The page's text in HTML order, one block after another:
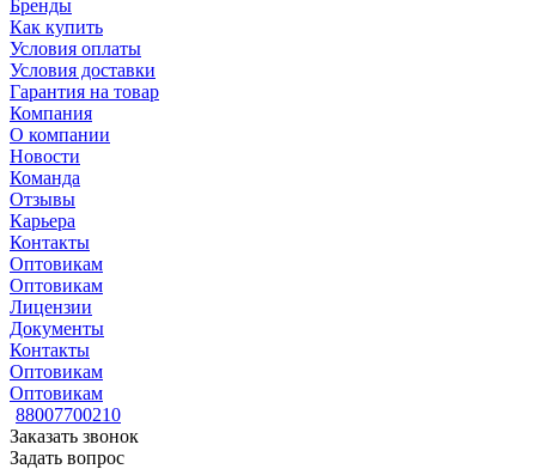
Бренды
Как купить
Условия оплаты
Условия доставки
Гарантия на товар
Компания
О компании
Новости
Команда
Отзывы
Карьера
Контакты
Оптовикам
Оптовикам
Лицензии
Документы
Контакты
Оптовикам
Оптовикам
88007700210
Заказать звонок
Задать вопрос